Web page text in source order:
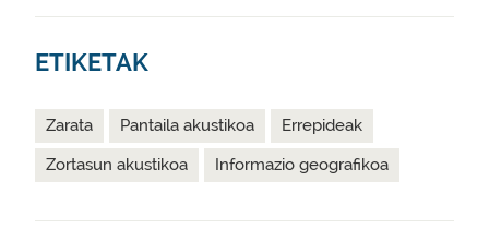
ETIKETAK
Zarata Pantaila akustikoa
Errepideak
Zortasun akustikoa
Informazio geografikoa